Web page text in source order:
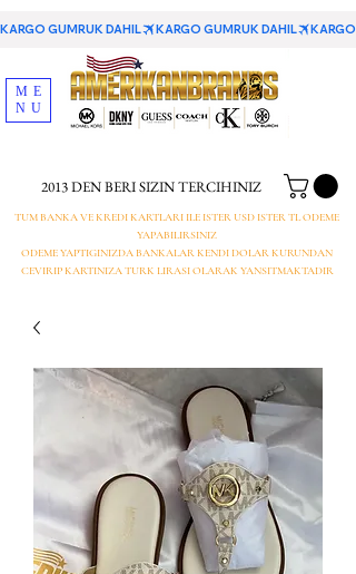
KARGO GUMRUK DAHIL
2013 DEN BERI SIZIN TERCIHINIZ
TUM BANKA VE KREDI KARTLARI ILE ISTER USD ISTER TL ODEME
YAPABILIRSINIZ
ODEME YAPTIGINIZDA BANKALAR KENDI DOLAR KURUNDAN
CEVIRIP KARTINIZA TURK LIRASI OLARAK YANSITMAKTADIR
ME
NU